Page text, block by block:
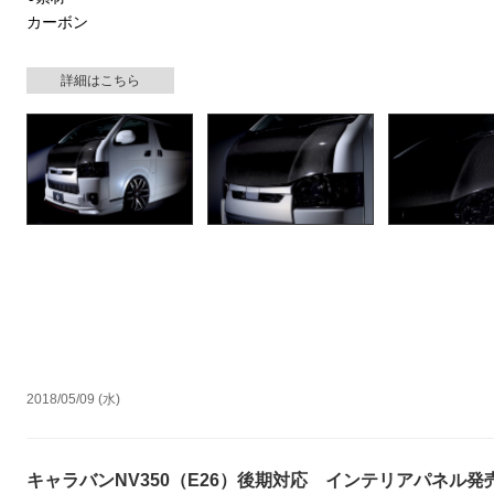
カーボン
詳細はこちら
2018/05/09 (水)
キャラバンNV350（E26）後期対応 インテリアパネル発